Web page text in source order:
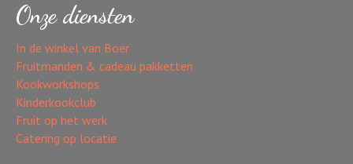
Onze diensten
In de winkel van Boer
Fruitmanden & cadeau pakketten
Kookworkshops
Kinderkookclub
Fruit op het werk
Catering op locatie